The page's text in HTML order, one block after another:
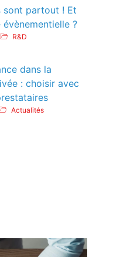
sont partout ! Et
?
R&D
dans la
: choisir avec
Actualités